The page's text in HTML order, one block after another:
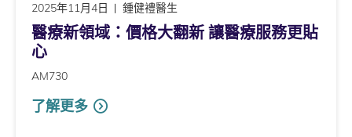
2025年11月4日 鍾健禮醫生
醫療新領域：價格大翻新 讓醫療服務更貼
心
AM730
了解更多